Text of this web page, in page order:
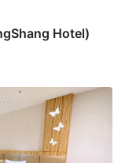
Hotel)